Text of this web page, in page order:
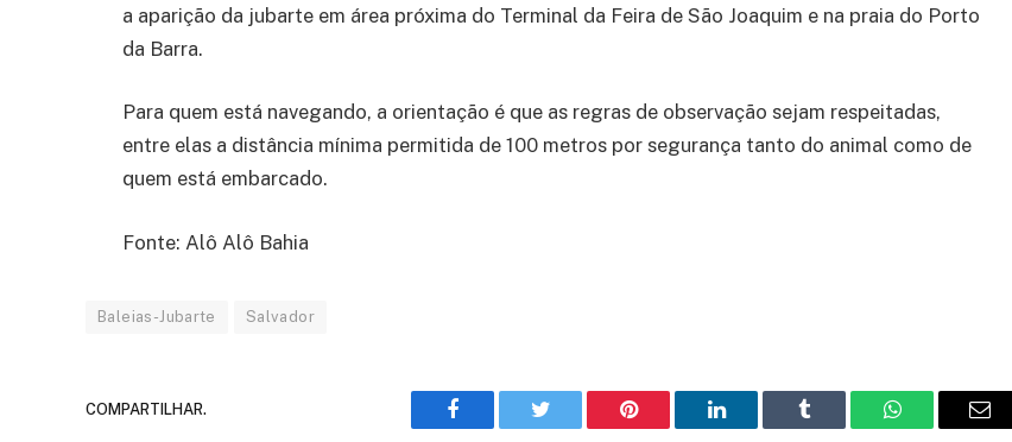
a aparição da jubarte em área próxima do Terminal da Feira de São Joaquim e na praia do Porto
da Barra.
Para quem está navegando, a orientação é que as regras de observação sejam respeitadas,
entre elas a distância mínima permitida de 100 metros por segurança tanto do animal como de
quem está embarcado.
Fonte: Alô Alô Bahia
Baleias-Jubarte Salvador
COMPARTILHAR.
Facebook Twitter Pinterest LinkedIn Tumblr WhatsAppE-